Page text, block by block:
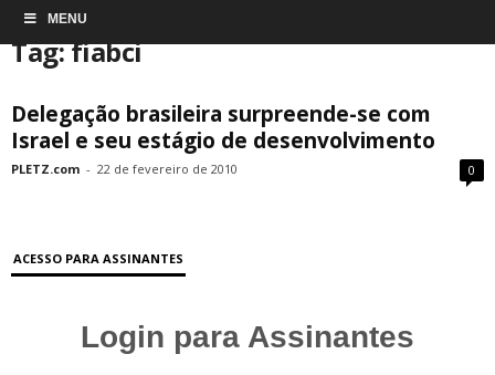
MENU
Início Tags
Tag: fiabci
Delegação brasileira surpreende-se com
Israel e seu estágio de desenvolvimento
PLETZ.com - 22 de fevereiro de 2010 0
ACESSO PARA ASSINANTES
Login para Assinantes